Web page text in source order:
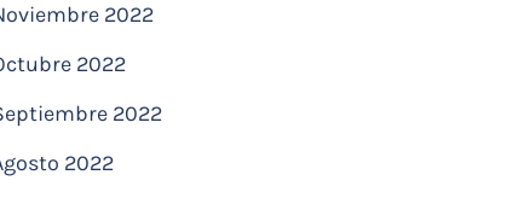
2022
2022
2022
2022